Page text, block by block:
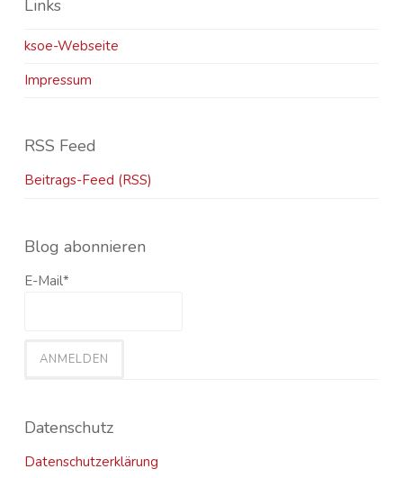
Links
ksoe-Webseite
Impressum
RSS Feed
Beitrags-Feed (RSS)
Blog abonnieren
E-Mail*
Datenschutz
Datenschutzerklärung